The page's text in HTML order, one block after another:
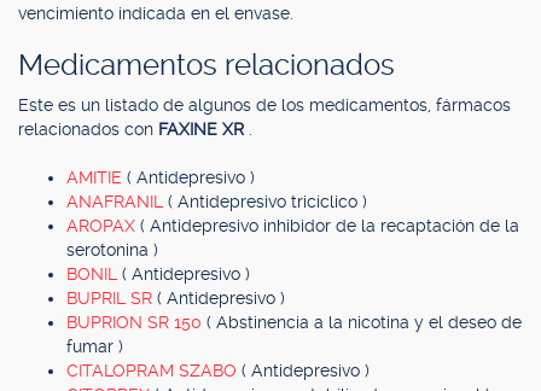
vencimiento indicada en el envase.
Medicamentos relacionados
Este es un listado de algunos de los medicamentos, fármacos
relacionados con FAXINE XR
AMITIE ( Antidepresivo )
ANAFRANIL ( Antidepresivo tricíclico )
AROPAX ( Antidepresivo inhibidor de la recaptación de la
serotonina )
BONIL ( Antidepresivo )
BUPRIL SR ( Antidepresivo )
BUPRION SR 150 ( Abstinencia a la nicotina y el deseo de
fumar )
CITALOPRAM SZABO ( Antidepresivo )